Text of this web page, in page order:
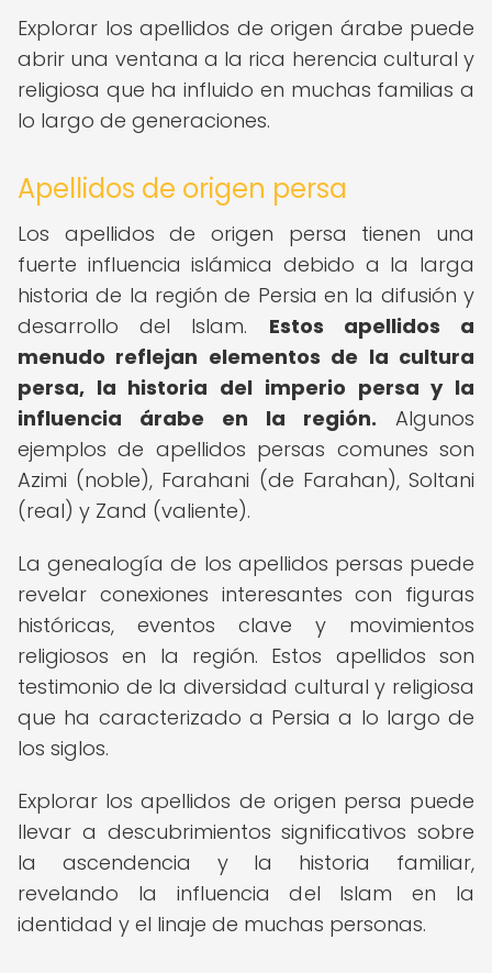
Explorar los apellidos de origen árabe puede
abrir una ventana a la rica herencia cultural y
religiosa que ha influido en muchas familias a
lo largo de generaciones.
Apellidos de origen persa
Los apellidos de origen persa tienen una
fuerte influencia islámica debido a la larga
historia de la región de Persia en la difusión y
desarrollo del Islam. Estos apellidos a
menudo reflejan elementos de la cultura
persa, la historia del imperio persa y la
influencia árabe en la región. Algunos
ejemplos de apellidos persas comunes son
Azimi (noble), Farahani (de Farahan), Soltani
(real) y Zand (valiente).
La genealogía de los apellidos persas puede
revelar conexiones interesantes con figuras
históricas, eventos clave y movimientos
religiosos en la región. Estos apellidos son
testimonio de la diversidad cultural y religiosa
que ha caracterizado a Persia a lo largo de
los siglos.
Explorar los apellidos de origen persa puede
llevar a descubrimientos significativos sobre
la ascendencia y la historia familiar,
revelando la influencia del Islam en la
identidad y el linaje de muchas personas.